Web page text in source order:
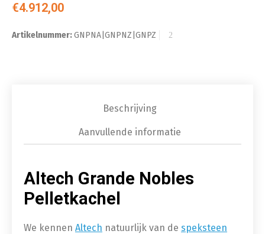
€4.912,00
Artikelnummer:GNPNA|GNPNZ|GNPZ
Beschrijving
Aanvullende informatie
Altech Grande Nobles
Pelletkachel
We kennen Altech natuurlijk van de speksteen